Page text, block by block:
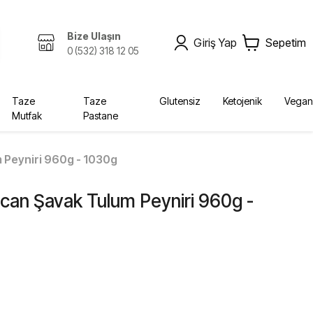
Bize Ulaşın
0 (532) 318 12 05
Giriş Yap Sepetim
Zeytinyağı, Yağlar
Kombucha
Sabunlar
Bebek, Çocuk
Bebek Bezleri
Taze
Mutfak
Taze
Pastane
Glutensiz Ketojenik Vegan
Peyniri 960g - 1030g
Şavak Tulum Peyniri 960g -